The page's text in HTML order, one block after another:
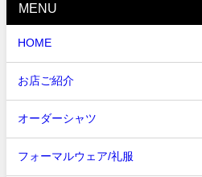
MENU
HOME
お店ご紹介
オーダーシャツ
フォーマルウェア/礼服